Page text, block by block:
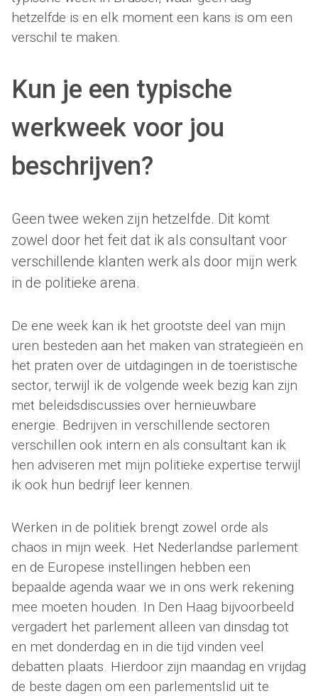
hetzelfde is en elk moment een kans is om een
verschil te maken.
Kun je een typische
werkweek voor jou
beschrijven?
Geen twee weken zijn hetzelfde. Dit komt
zowel door het feit dat ik als consultant voor
verschillende klanten werk als door mijn werk
in de politieke arena.
De ene week kan ik het grootste deel van mijn
uren besteden aan het maken van strategieën en
het praten over de uitdagingen in de toeristische
sector, terwijl ik de volgende week bezig kan zijn
met beleidsdiscussies over hernieuwbare
energie. Bedrijven in verschillende sectoren
verschillen ook intern en als consultant kan ik
hen adviseren met mijn politieke expertise terwijl
ik ook hun bedrijf leer kennen.
Werken in de politiek brengt zowel orde als
chaos in mijn week. Het Nederlandse parlement
en de Europese instellingen hebben een
bepaalde agenda waar we in ons werk rekening
mee moeten houden. In Den Haag bijvoorbeeld
vergadert het parlement alleen van dinsdag tot
en met donderdag en in die tijd vinden veel
debatten plaats. Hierdoor zijn maandag en vrijdag
de beste dagen om een parlementslid uit te